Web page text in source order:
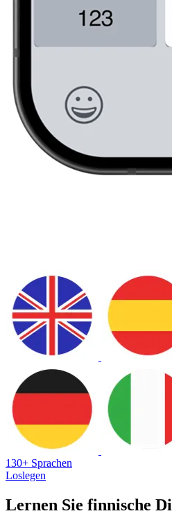
130+ Sprachen
Loslegen
Lernen Sie finnische